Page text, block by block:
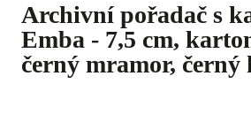
Archivní pořadač s
Emba - 7,5 cm,
černý mramor, černý